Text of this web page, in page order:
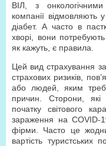
ВІЛ, з
компанії відмовляють
діабет. А часто в
хворі, вони
як кажуть, є правила.
Цей вид страхування
страхових ризиків,
або людей, яким
причин. Сторони,
початку світового
зараження на COVID-
фірми. Часто це
вартість туристських